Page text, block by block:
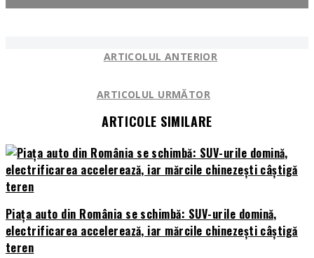
ARTICOLUL ANTERIOR
ARTICOLUL URMĂTOR
ARTICOLE SIMILARE
Piața auto din România se schimbă: SUV-urile domină,
electrificarea accelerează, iar mărcile chinezești câștigă
teren